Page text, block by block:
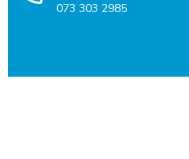
073 303 2985
Voor kandidaten